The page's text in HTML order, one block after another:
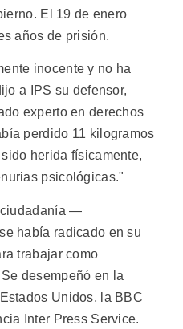
El 19 de enero
años de prisión.
inocente y no ha
a IPS su defensor,
experto en derechos
perdido 11 kilogramos
herida físicamente,
psicológicas."
ciudadanía —
había radicado en su
trabajar como
desempeñó en la
Unidos, la BBC
Inter Press Service.